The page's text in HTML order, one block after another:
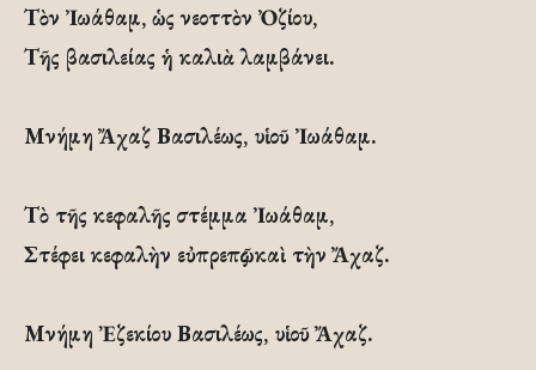
Τὸν Ἰωάθαμ, ὡς νεοττὸν Ὀζίου,
Τῆς βασιλείας ἡ καλιὰ λαμβάνει.
Μνήμη Ἄχαζ Βασιλέως, υἱοῦ Ἰωάθαμ.
Τὸ τῆς κεφαλῆς στέμμα Ἰωάθαμ,
Στέφει κεφαλὴν εὐπρεπῶς καὶ τὴν Ἄχαζ.
Μνήμη Ἐζεκίου Βασιλέως, υἱοῦ Ἄχαζ.